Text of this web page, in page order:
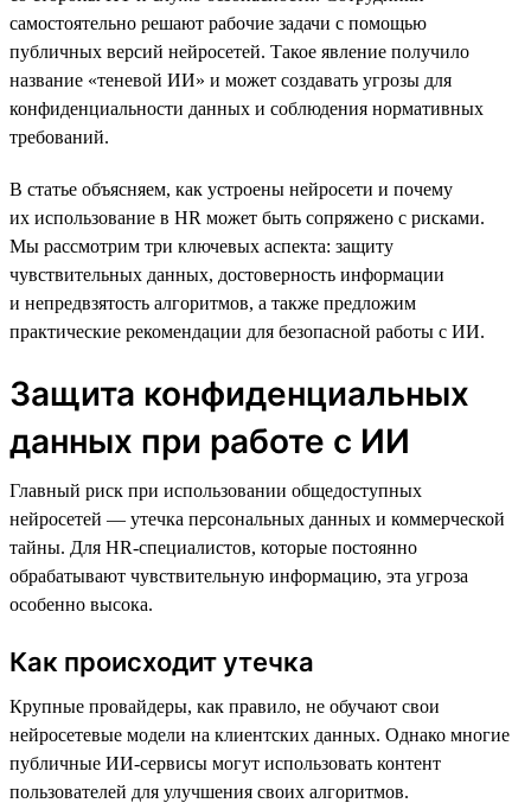
самостоятельно решают рабочие задачи с помощью
публичных версий нейросетей. Такое явление получило
название «теневой ИИ» и может создавать угрозы для
конфиденциальности данных и соблюдения нормативных
требований.
В статье объясняем, как устроены нейросети и почему
их использование в HR может быть сопряжено с рисками.
Мы рассмотрим три ключевых аспекта: защиту
чувствительных данных, достоверность информации
и непредвзятость алгоритмов, а также предложим
практические рекомендации для безопасной работы с ИИ.
Защита конфиденциальных
данных при работе с ИИ
Главный риск при использовании общедоступных
нейросетей — утечка персональных данных и коммерческой
тайны. Для HR-специалистов, которые постоянно
обрабатывают чувствительную информацию, эта угроза
особенно высока.
Как происходит утечка
Крупные провайдеры, как правило, не обучают свои
нейросетевые модели на клиентских данных. Однако многие
публичные ИИ-сервисы могут использовать контент
пользователей для улучшения своих алгоритмов.